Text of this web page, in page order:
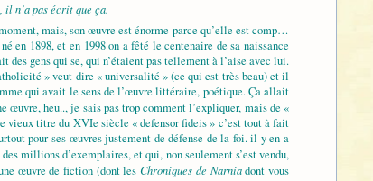
il n’a pas écrit que ça.
mais, son œuvre est énorme parce qu’elle est comp…
1898, et en 1998 on a fêté le centenaire de sa naissance
gens qui se, qui n’étaient pas tellement à l’aise avec lui.
» veut dire « universalité » (ce qui est très beau) et il
qui avait le sens de l’œuvre littéraire, poétique. Ça allait
œuvre, heu.., je sais pas trop comment l’expliquer, mais de «
vieux titre du XVIe siècle « defensor fideis » c’est tout à fait
pour ses œuvres justement de défense de la foi. il y en a
millions d’exemplaires, et qui, non seulement s’est vendu,
œuvre de fiction (dont lesChroniques de Narniadont vous